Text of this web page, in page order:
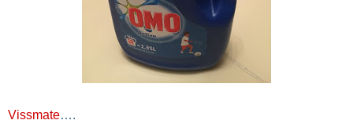
Vissmate….